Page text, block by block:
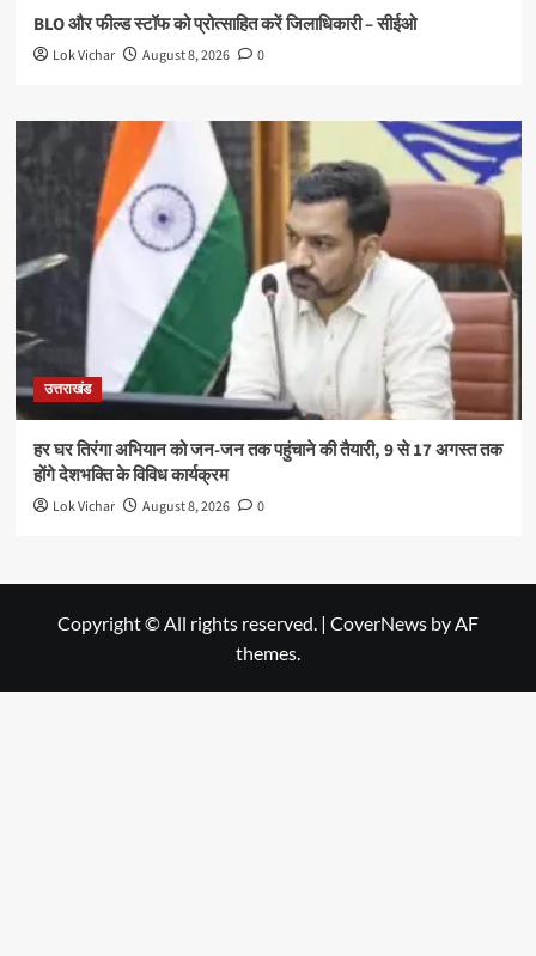
BLO और फील्ड स्टॉफ को प्रोत्साहित करें जिलाधिकारी – सीईओ
Lok Vichar August 8, 2026 0
उत्तराखंड
हर घर तिरंगा अभियान को जन-जन तक पहुंचाने की तैयारी, 9 से 17 अगस्त तक
होंगे देशभक्ति के विविध कार्यक्रम
Lok Vichar August 8, 2026 0
Copyright © All rights reserved. | CoverNews by AF
themes.